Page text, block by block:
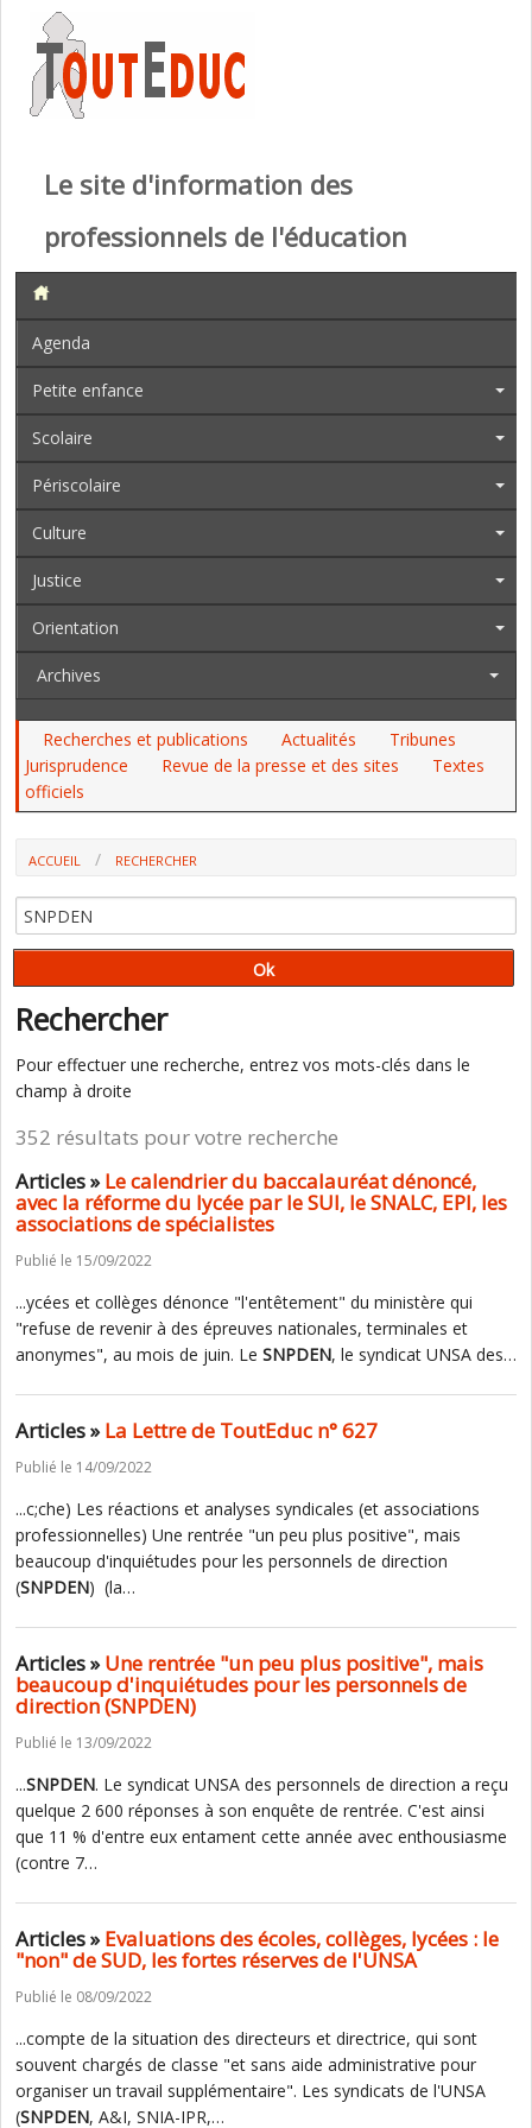
Le site d'information des
professionnels de l'éducation
Agenda
Petite enfance
Scolaire
Périscolaire
Culture
Justice
Orientation
Archives
Recherches et publications Actualités
Tribunes
Jurisprudence
Revue de la presse et des sites
Textes
officiels
ACCUEIL RECHERCHER
Rechercher
Pour effectuer une recherche, entrez vos mots-clés dans le
champ à droite
352 résultats pour votre recherche
Articles »Le calendrier du baccalauréat dénoncé,
avec la réforme du lycée par le SUI, le SNALC, EPI, les
associations de spécialistes
Publié le 15/09/2022
...ycées et collèges dénonce "l'entêtement" du ministère qui
"refuse de revenir à des épreuves nationales, terminales et
anonymes", au mois de juin. Le SNPDEN, le syndicat UNSA des…
Articles »La Lettre de ToutEduc n° 627
Publié le 14/09/2022
...c;che) Les réactions et analyses syndicales (et associations
professionnelles) Une rentrée "un peu plus positive", mais
beaucoup d'inquiétudes pour les personnels de direction
(SNPDEN) (la…
Articles »Une rentrée "un peu plus positive", mais
beaucoup d'inquiétudes pour les personnels de
direction (SNPDEN)
Publié le 13/09/2022
...SNPDEN. Le syndicat UNSA des personnels de direction a reçu
quelque 2 600 réponses à son enquête de rentrée. C'est ainsi
que 11 % d'entre eux entament cette année avec enthousiasme
(contre 7…
Articles »Evaluations des écoles, collèges, lycées : le
"non" de SUD, les fortes réserves de l'UNSA
Publié le 08/09/2022
...compte de la situation des directeurs et directrice, qui sont
souvent chargés de classe "et sans aide administrative pour
organiser un travail supplémentaire". Les syndicats de l'UNSA
(SNPDEN, A&I, SNIA-IPR,…